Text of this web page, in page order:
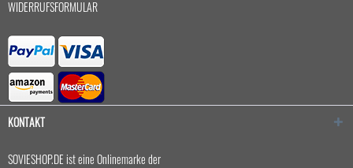
WIDERRUFSFORMULAR
KONTAKT
SOVIESHOP.DE ist eine Onlinemarke der